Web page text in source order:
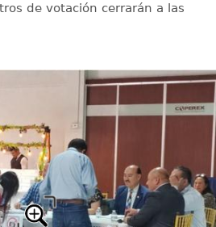
de votación cerrarán a las